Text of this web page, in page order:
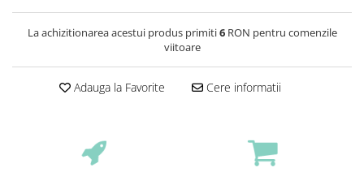
La achizitionarea acestui produs primiti6RON pentru comenzile
viitoare
Adauga la Favorite Cere informatii